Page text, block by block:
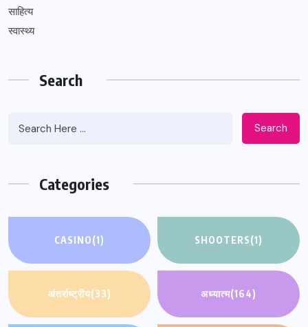
साहित्य
स्वास्थ्य
Search
Search
Categories
CASINO(1) SHOOTERS(1)
अंतर्राष्ट्रीय(33) अध्यात्म(164)